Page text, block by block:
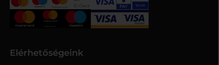
Elérhetőségeink